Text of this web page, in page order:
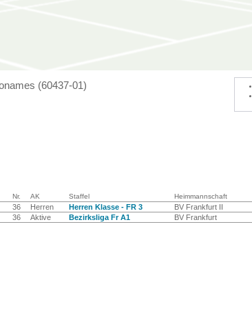
(60437-01)
Nr. AK Staffel Heimmannschaft
36 Herren Herren Klasse - FR 3 BV Frankfurt II
36 Aktive Bezirksliga Fr A1 BV Frankfurt